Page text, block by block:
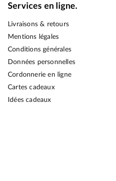
Services en ligne.
Livraisons & retours
Mentions légales
Conditions générales
Données personnelles
Cordonnerie en ligne
Cartes cadeaux
Idées cadeaux